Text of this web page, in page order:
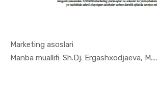
Marketing asoslari
Manba muallifi: Sh.Dj. Ergashxodjaeva, M....
In Marketi...